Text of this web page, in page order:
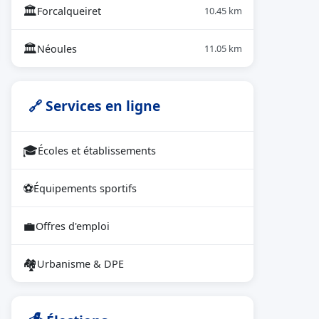
🏛Forcalqueiret 10.45 km
🏛Néoules 11.05 km
🔗 Services en ligne
🎓Écoles et établissements
⚽Équipements sportifs
💼Offres d'emploi
🏘Urbanisme & DPE